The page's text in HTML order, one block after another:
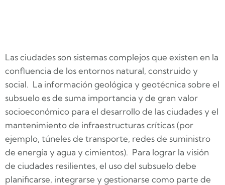
Las ciudades son sistemas complejos que existen en la
confluencia de los entornos natural, construido y
social. La información geológica y geotécnica sobre el
subsuelo es de suma importancia y de gran valor
socioeconómico para el desarrollo de las ciudades y el
mantenimiento de infraestructuras críticas (por
ejemplo, túneles de transporte, redes de suministro
de energía y agua y cimientos). Para lograr la visión
de ciudades resilientes, el uso del subsuelo debe
planificarse, integrarse y gestionarse como parte de